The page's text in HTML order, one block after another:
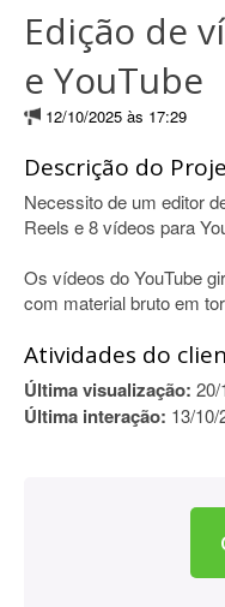
Edição de
e YouTube
12/10/2025 às 17:29
Descrição do
Necessito de um editor
Reels e 8 vídeos para
Os vídeos do YouTube
com material bruto em
Atividades do
Última visualização: 20/
Última interação: 13/